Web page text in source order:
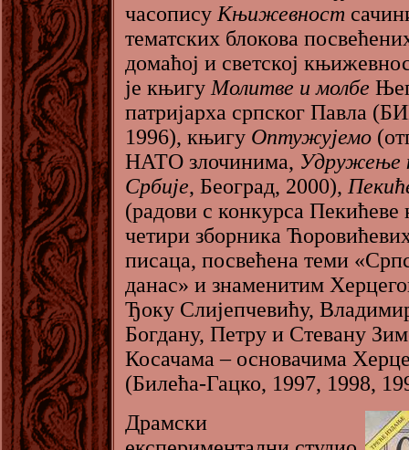
часопису Књижевност
тематских блокова
домаћој и светској
је књигу Молитве и молбе
патријарха српског Павла
1996), књигу Оптужујемо
НАТО злочинима, Удружење
Србије, Београд, 2000),
(радови с конкурса Пекићеве
четири зборника
писаца, посвећена теми
данас» и знаменитим
Ђоку Слијепчевићу,
Богдану, Петру и Стевану
Косачама – основачима
(Билећа-Гацко, 1997, 1998,
Драмски